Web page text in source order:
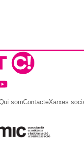
somContacteXarxes